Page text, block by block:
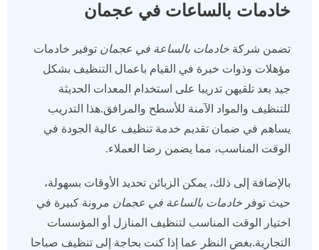
خادمات بالساعات في عجمان
تضمن شركة خادمات بالساعة في عجمان توفير خادمات
مؤهلات وذوات خبرة في القيام باعمال التنظيف بشكل
جيد بعد تلقيهن تدريبا على استخدام المعدات الحديثة
للتنظيف والمواد الآمنة للأسطح والمرافق.هذا التدريب
يساهم في ضمان تقديم خدمة تنظيف عالية الجودة في
الوقت المناسب، مما يضمن رضا العملاء.
بالإضافة إلى ذلك، يمكن الزبائن تحديد الأوقات بسهولة،
حيث توفر خادمات بالساعة في عجمان مرونة كبيرة في
اختيار الوقت المناسب لتنظيف المنازل أو المؤسسات
التجارية.بغض النظر عما إذا كنت بحاجة إلى تنظيف صباحا